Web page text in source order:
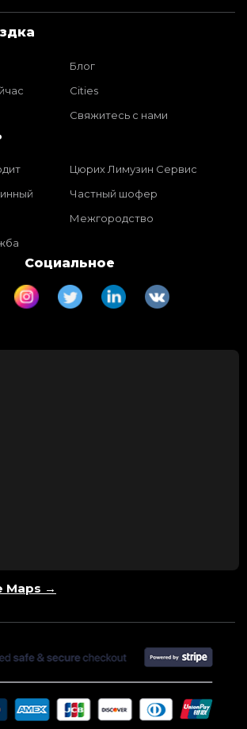
Блог
Cities
Свяжитесь с нами
Цюрих Лимузин Сервис
Частный шофер
Межгородство
Социальное
Maps →